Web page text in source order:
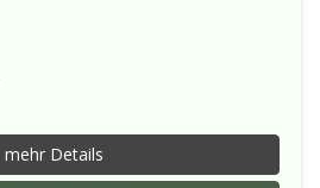
mehr Details